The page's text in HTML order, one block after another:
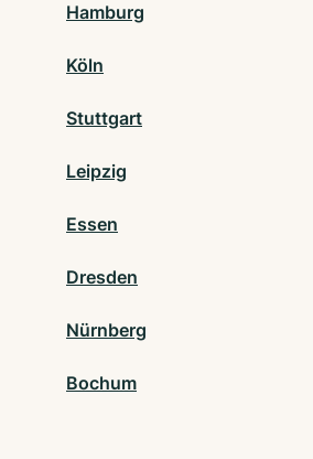
Hamburg
Köln
Stuttgart
Leipzig
Essen
Dresden
Nürnberg
Bochum